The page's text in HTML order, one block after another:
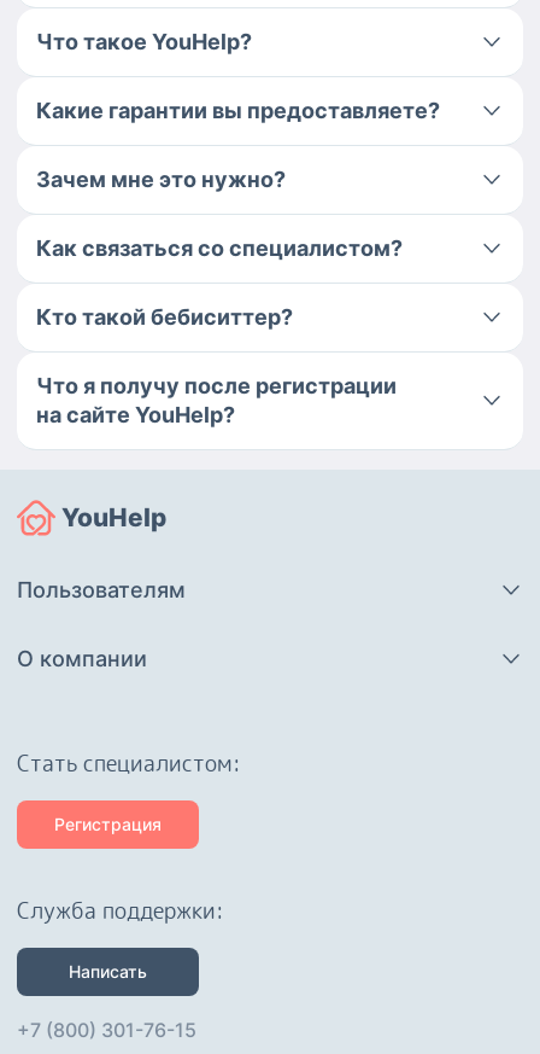
Что такое YouHelp?
Какие гарантии вы предоставляете?
Зачем мне это нужно?
Как связаться со специалистом?
Кто такой бебиситтер?
Что я получу после регистрации
на сайте YouHelp?
YouHelp
Пользователям
О компании
Cтать специалистом:
Регистрация
Служба поддержки:
Написать
+7 (800) 301-76-15